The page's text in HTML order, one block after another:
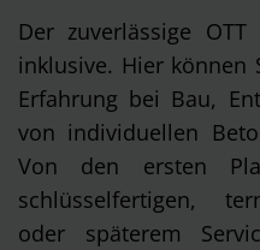
Der zuverlässige
inklusive. Hier können
Erfahrung bei Bau,
von individuellen
Von den ersten
schlüsselfertigen,
oder späterem